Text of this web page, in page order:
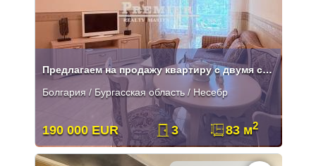
Предлагаем на продажу квартиру с двумя спальнями в Несебре
Болгария / Бургасская область / Несебр
190 000 EUR 3 83 м2